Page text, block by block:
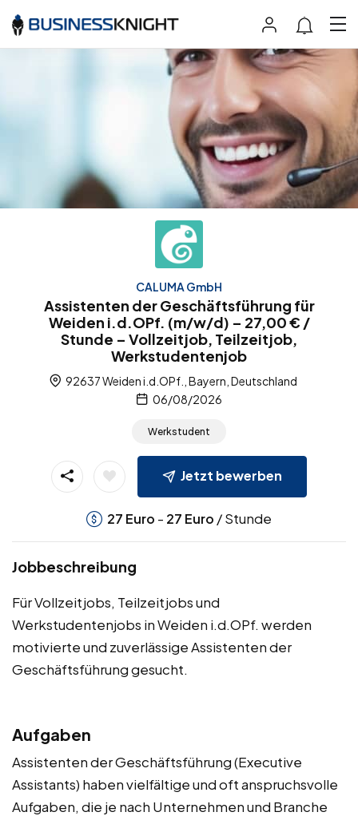
CALUMA GmbH
Assistenten der Geschäftsführung für
Weiden i.d.OPf. (m/w/d) – 27,00 € /
Stunde – Vollzeitjob, Teilzeitjob,
Werkstudentenjob
92637 Weiden i.d.OPf., Bayern, Deutschland
06/08/2026
Werkstudent
Jetzt bewerben
27 Euro - 27 Euro / Stunde
Jobbeschreibung
Für Vollzeitjobs, Teilzeitjobs und
Werkstudentenjobs in Weiden i.d.OPf. werden
motivierte und zuverlässige Assistenten der
Geschäftsführung gesucht.
Aufgaben
Assistenten der Geschäftsführung (Executive
Assistants) haben vielfältige und oft anspruchsvolle
Aufgaben, die je nach Unternehmen und Branche